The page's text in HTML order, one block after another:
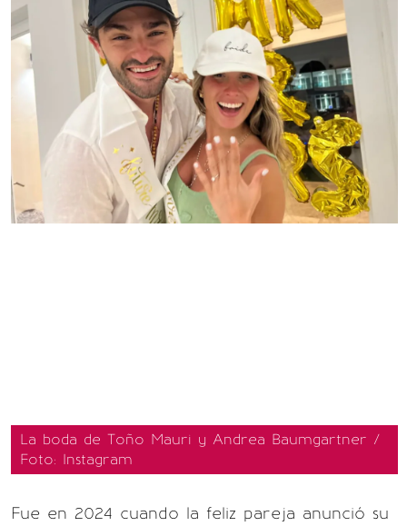
La boda de Toño Mauri y Andrea Baumgartner /
Foto: Instagram
Fue en 2024 cuando la feliz pareja anunció su